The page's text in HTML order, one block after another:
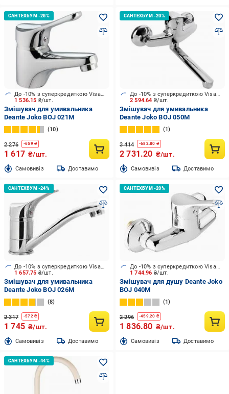
1 536.15 ₴/шт.
До -10% з суперкредиткою Visa Вигода
Змішувач для умивальника
Deante Joko BOJ 021M
10
2 276 -659₴
1 617 ₴/шт.
Cамовивіз Доставимо
2 594.64 ₴/шт.
До -10% з суперкредиткою Visa Вигода
Змішувач для умивальника
Deante Joko BOJ 050M
1
3 414 -682.80 ₴
2 731.20 ₴/шт.
Cамовивіз Доставимо
1 657.75 ₴/шт.
До -10% з суперкредиткою Visa Вигода
Змішувач для умивальника
Deante Joko BOJ 026M
8
2 317 -572₴
1 745 ₴/шт.
Cамовивіз Доставимо
1 744.96 ₴/шт.
До -10% з суперкредиткою Visa Вигода
Змішувач для душу Deante Joko
BOJ 040M
1
2 296 -459.20 ₴
1 836.80 ₴/шт.
Cамовивіз Доставимо